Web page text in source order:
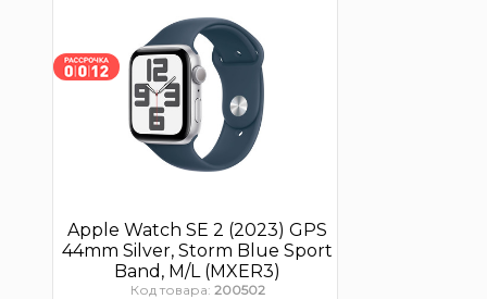
Apple Watch SE 2 (2023) GPS
44mm Silver, Storm Blue Sport
Band, M/L (MXER3)
Код товара: 200502